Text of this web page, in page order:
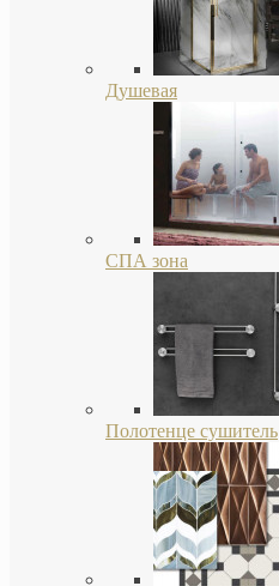
Душевая
СПА зона
Полотенце сушитель